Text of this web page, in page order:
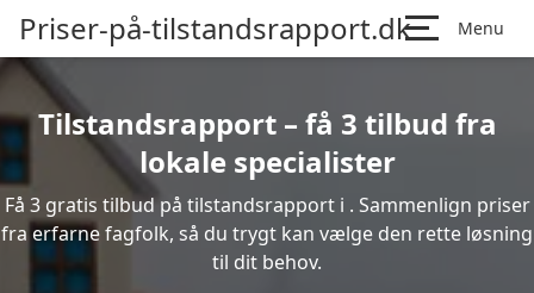
Priser-på-tilstandsrapport.dk Menu
Tilstandsrapport – få 3 tilbud fra
lokale specialister
Få 3 gratis tilbud på tilstandsrapport i . Sammenlign priser
fra erfarne fagfolk, så du trygt kan vælge den rette løsning
til dit behov.